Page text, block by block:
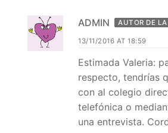
ADMIN AUTOR DE
13/11/2016 AT 18:59
Estimada Valeria:
respecto, tendrías
con al colegio
telefónica o
una entrevista.